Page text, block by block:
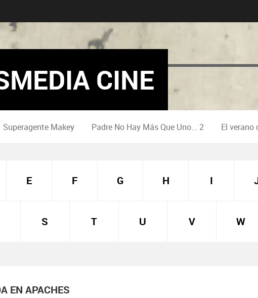
CINE
Superagente Makey Padre No Hay Más Que Uno... 2 El verano
E F G H I
S T U V W
EN APACHES